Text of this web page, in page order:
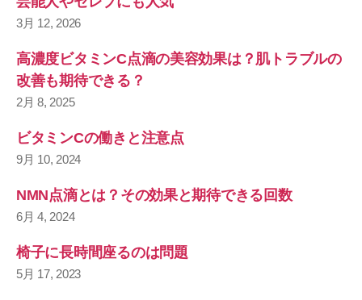
3月 12, 2026
高濃度ビタミンC点滴の美容効果は？肌トラブルの
改善も期待できる？
2月 8, 2025
ビタミンCの働きと注意点
9月 10, 2024
NMN点滴とは？その効果と期待できる回数
6月 4, 2024
椅子に長時間座るのは問題
5月 17, 2023